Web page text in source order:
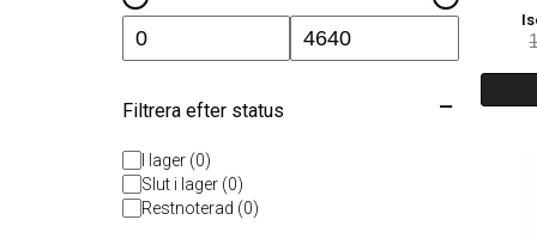
Filtrera efter status
I lager (0)
Slut i lager (0)
Restnoterad (0)